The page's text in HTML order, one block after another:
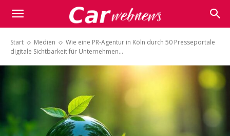
Carwebnews.com
Start Medien
Wie eine PR-Agentur in Köln durch 50 Presseportale
digitale Sichtbarkeit für Unternehmen...